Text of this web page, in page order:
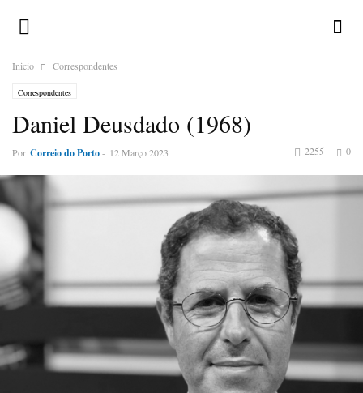
Inicio Correspondentes
Correspondentes
Daniel Deusdado (1968)
Por Correio do Porto- 12 Março 2023 0
2255